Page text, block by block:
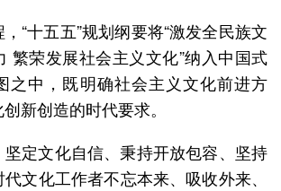
“十五五”规划纲要将“激发全民族文
繁荣发展社会主义文化”纳入中国式
之中，既明确社会主义文化前进方
新创造的时代要求。
坚定文化自信、秉持开放包容、坚持
文化工作者不忘本来、吸收外来、